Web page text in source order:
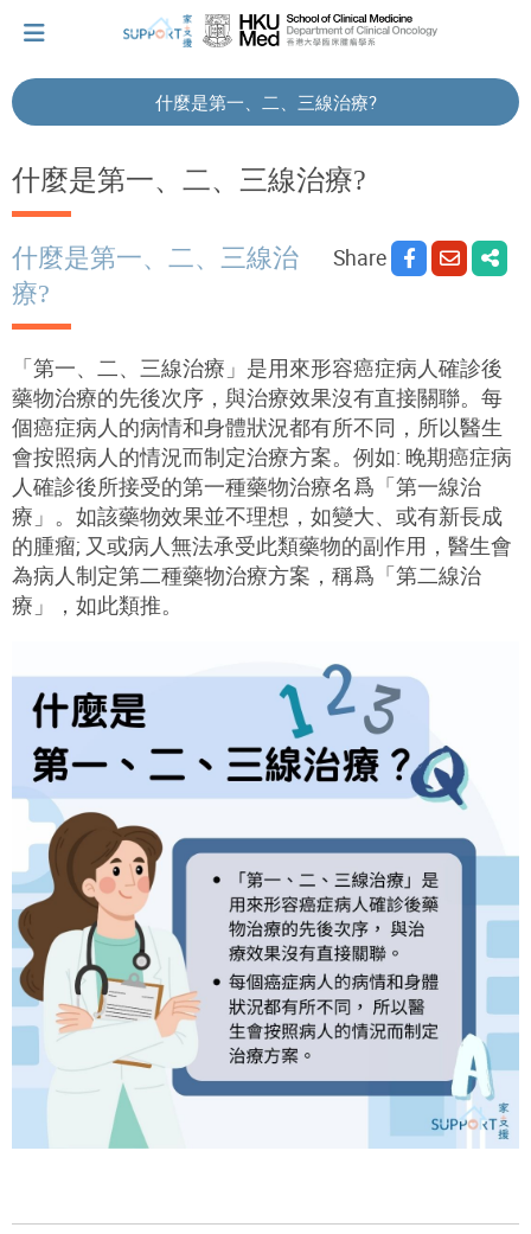
Let's walk together
Cherish every moment; love every day.
Let's take a break!
Tips and Resources
什麼是第一、二、三線治療?
什麼是第一、二、三線治療?
Share
什麼是第一、二、三線治
療?
「第一、二、三線治療」是用來形容癌症病人確診後
藥物治療的先後次序，與治療效果沒有直接關聯。每
個癌症病人的病情和身體狀況都有所不同，所以醫生
會按照病人的情況而制定治療方案。例如: 晚期癌症病
人確診後所接受的第一種藥物治療名爲「第一線治
療」。如該藥物效果並不理想，如變大、或有新長成
的腫瘤; 又或病人無法承受此類藥物的副作用，醫生會
為病人制定第二種藥物治療方案，稱爲「第二線治
療」，如此類推。